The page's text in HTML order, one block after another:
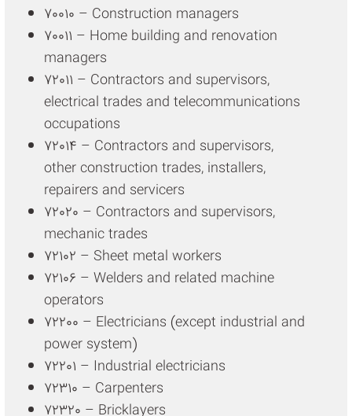
70010 – Construction managers
70011 – Home building and renovation
managers
72011 – Contractors and supervisors,
electrical trades and telecommunications
occupations
72014 – Contractors and supervisors,
other construction trades, installers,
repairers and servicers
72020 – Contractors and supervisors,
mechanic trades
72102 – Sheet metal workers
72106 – Welders and related machine
operators
72200 – Electricians (except industrial and
power system)
72201 – Industrial electricians
72310 – Carpenters
72320 – Bricklayers